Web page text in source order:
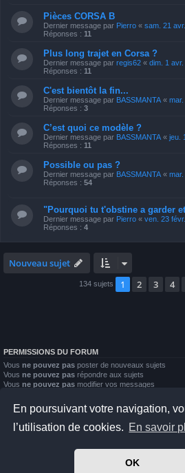
En poursuivant votre navigation,
l’utilisation de cookies. En savoir
OK
Pièces CORSA B
Dernier message par Pierro « sam. 21
Réponses : 11
Plus long trajet en Corsa ?
Dernier message par regis62 « dim. 1
Réponses : 11
C'est bientôt la fin...
Dernier message par BASSMANTA «
Réponses : 3
C’est quoi ce modèle ?
Dernier message par BASSMANTA « jeu.
Réponses : 11
Possible ou pas ?
Dernier message par BASSMANTA «
Réponses : 54
"Pourquoi tu t'obstine a garder
Dernier message par Pierro « ven. 23
Réponses : 4
Nouveau sujet
134 sujets 1 2 3 4
PERMISSIONS DU FORUM
Vous ne pouvez pas poster de nouveaux sujets
Vous ne pouvez pas répondre aux sujets
Vous ne pouvez pas modifier vos messages
Vous
ne pouvez pas joindre des fichiers
Index du forum Nous contacter
Développé parphpBB® Forum
Prosilver Dark Edition by